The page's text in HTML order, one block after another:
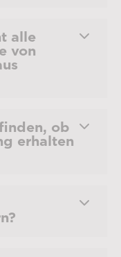
alle
von
ob
erhalten